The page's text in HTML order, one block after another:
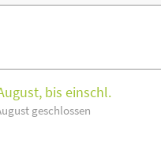
bis einschl.
geschlossen